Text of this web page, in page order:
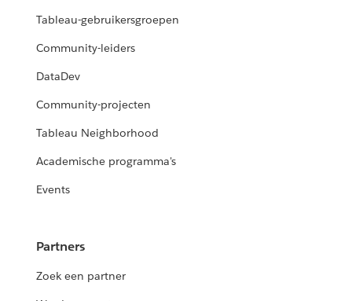
Tableau-gebruikersgroepen
Community-leiders
DataDev
Community-projecten
Tableau Neighborhood
Academische programma's
Events
Partners
Zoek een partner